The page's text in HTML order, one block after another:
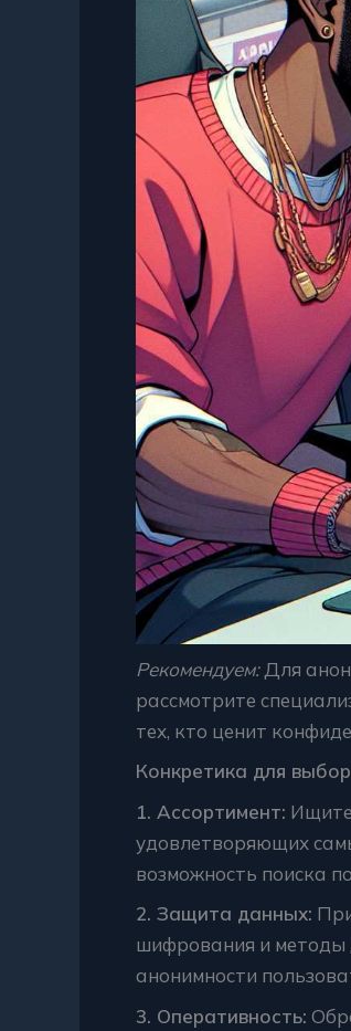
Рекомендуем:Для
рассмотрите
тех, кто ценит
Конкретика для
1. Ассортимент:
удовлетворяющих
возможность поиска
2. Защита данных:
шифрования и методы
анонимности
3. Оперативность: